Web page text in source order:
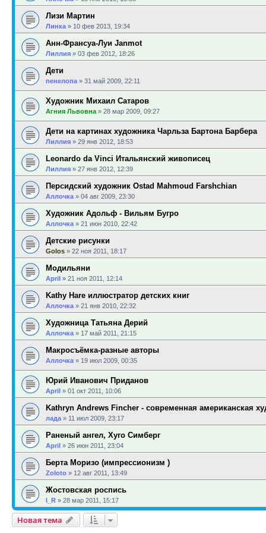
Лизи Мартин
Линка » 10 фев 2013, 19:34
Анн-Франсуа-Луи Janmot
Лиллия » 03 фев 2012, 18:26
Дети
пенелопа » 31 май 2009, 22:11
Художник Михаил Сатаров
Агния Львовна » 28 мар 2009, 09:27
Дети на картинах художника Чарльза Бартона Барбера
Лиллия » 29 янв 2012, 18:53
Leonardo da Vinci Итальянский живописец
Лиллия » 27 янв 2012, 12:39
Персидский художник Ostad Mahmoud Farshchian
Аллочка » 04 авг 2009, 23:30
Художник Адольф - Вильям Бугро
Аллочка » 21 июн 2010, 22:42
Детские рисунки
Golos » 22 ноя 2011, 18:17
Модильяни
April » 21 ноя 2011, 12:14
Kathy Hare иллюстратор детских книг
Аллочка » 21 янв 2010, 22:32
Художница Татьяна Дерий
Аллочка » 17 май 2011, 21:15
Макросъёмка-разные авторы
Аллочка » 19 июл 2009, 00:35
Юрий Иванович Приданов
April » 01 окт 2011, 10:06
Kathryn Andrews Fincher - современная американская
лада » 11 июл 2009, 23:17
Раненый ангел, Хуго Симберг
April » 26 июн 2011, 23:04
Берта Моризо (импрессионизм )
Zoloto » 12 авг 2011, 13:49
Жостовская роспись
l_R » 28 мар 2011, 15:17
Новая тема